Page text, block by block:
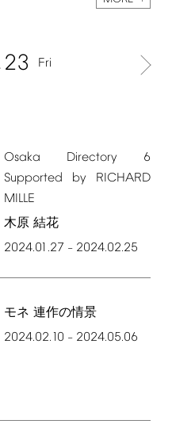
23 Fri
Osaka Directory
6
Supported
by
RICHARD
MILLE
木原 結花
2024.01.27 – 2024.02.25
モネ 連作の情景
2024.02.10 – 2024.05.06